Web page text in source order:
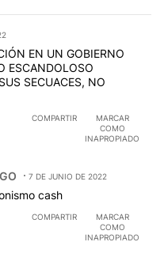
EN UN GOBIERNO
ESCANDOLOSO
SECUACES, NO
COMPARTIR
MARCAR
COMO
INAPROPIADO
7 DE JUNIO DE 2022
cash
COMPARTIR
MARCAR
COMO
INAPROPIADO